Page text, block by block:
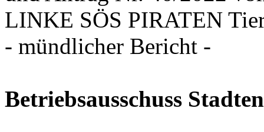
LINKE SÖS PIRATEN
- mündlicher Bericht -
Betriebsausschuss